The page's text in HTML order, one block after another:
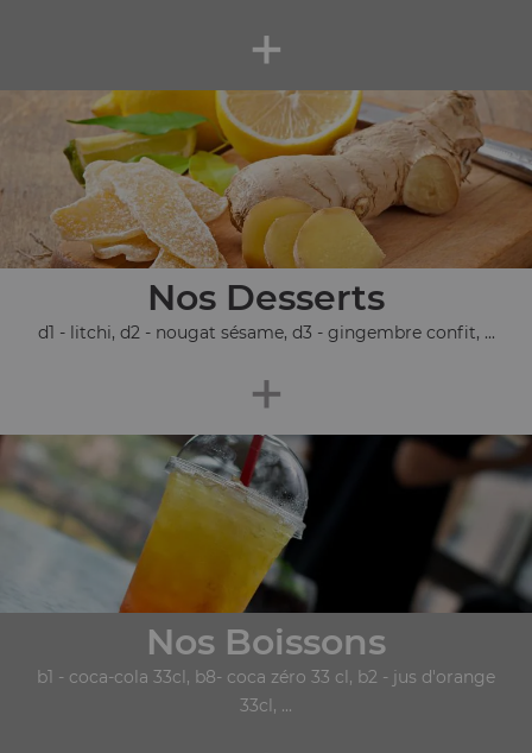
+
Nos Desserts
d1 - litchi, d2 - nougat sésame, d3 - gingembre confit, ...
+
Nos Boissons
b1 - coca-cola 33cl, b8- coca zéro 33 cl, b2 - jus d'orange
33cl, ...